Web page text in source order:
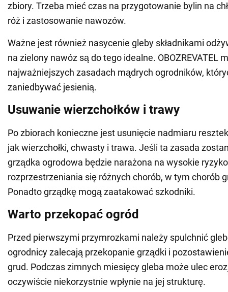
zbiory. Trzeba mieć czas na przygotowanie bylin na
róż i zastosowanie nawozów.
Ważne jest również nasycenie gleby składnikami
na zielony nawóz są do tego idealne. OBOZREVATEL
najważniejszych zasadach mądrych ogrodników,
zaniedbywać jesienią.
Usuwanie wierzchołków i trawy
Po zbiorach konieczne jest usunięcie nadmiaru
jak wierzchołki, chwasty i trawa. Jeśli ta zasada
grządka ogrodowa będzie narażona na wysokie ryzyko
rozprzestrzeniania się różnych chorób, w tym chorób
Ponadto grządkę mogą zaatakować szkodniki.
Warto przekopać ogród
Przed pierwszymi przymrozkami należy spulchnić
ogrodnicy zalecają przekopanie grządki i
grud. Podczas zimnych miesięcy gleba może ulec
oczywiście niekorzystnie wpłynie na jej strukturę.